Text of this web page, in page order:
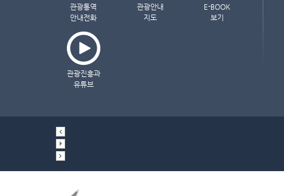
관광통역
안내전화
관광안내
지도
E-BOOK
보기
관광진흥과
유튜브